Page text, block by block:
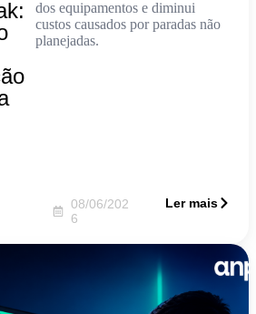
dos equipamentos e diminui
custos causados por paradas não
planejadas.
08/06/202
6
Ler mais